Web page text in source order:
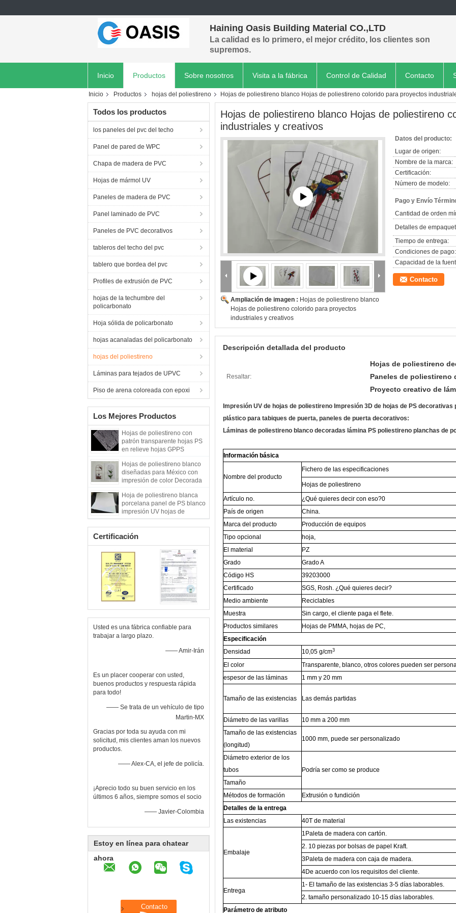
Haining Oasis Building Material CO.,LTD
La calidad es lo primero, el mejor crédito, los clientes son
supremos.
Inicio Productos Sobre nosotros Visita a la fábrica Control de Calidad Contacto
Inicio Productos hojas del poliestireno Hojas de poliestireno blanco Hojas de poliestireno colorido para proyectos
Todos los productos
los paneles del pvc del techo
Panel de pared de WPC
Chapa de madera de PVC
Hojas de mármol UV
Paneles de madera de PVC
Panel laminado de PVC
Paneles de PVC decorativos
tableros del techo del pvc
tablero que bordea del pvc
Profiles de extrusión de PVC
hojas de la techumbre del
policarbonato
Hoja sólida de policarbonato
hojas acanaladas del policarbonato
hojas del poliestireno
Láminas para tejados de UPVC
Piso de arena coloreada con epoxi
Los Mejores Productos
Hojas de poliestireno con
patrón transparente hojas PS
en relieve hojas GPPS
Hojas de poliestireno blanco
diseñadas para México con
impresión de color Decorada
utilizadas en embalaje y
aislamiento
Hoja de poliestireno blanca
porcelana panel de PS blanco
impresión UV hojas de
plástico PS
Certificación
Usted es una fábrica confiable para
trabajar a largo plazo.
—— Amir-Irán
Es un placer cooperar con usted,
buenos productos y respuesta rápida
para todo!
—— Se trata de un vehículo de tipo
Martin-MX
Gracias por toda su ayuda con mi
solicitud, mis clientes aman los nuevos
productos.
—— Alex-CA, el jefe de policía.
¡Aprecio todo su buen servicio en los
últimos 6 años, siempre somos el socio
—— Javier-Colombia
Estoy en línea para chatear
ahora
Hojas de poliestireno blanco Hojas de poliestireno
industriales y creativos
Ampliación de imagen : Hojas de poliestireno blanco
Hojas de poliestireno colorido para proyectos
industriales y creativos
Datos del producto:
Lugar de origen:
Nombre de la marca:
Certificación:
Número de modelo:
Pago y Envío
Cantidad de orden
Detalles de
Tiempo de entrega:
Condiciones de pago:
Capacidad de la
Contacto
Descripción detallada del producto
Resaltar:
Hojas de poliestireno
Paneles de poliestireno
Proyecto creativo de
Impresión UV de hojas de poliestireno Impresión 3D de hojas de PS
plástico para tabiques de puerta, paneles de puerta decorativos:
Láminas de poliestireno blanco decoradas lámina PS poliestireno planchas de
Información básica
Nombre del producto
Fichero de las especificaciones
Hojas de poliestireno
Artículo no.
¿Qué quieres decir con eso?0
País de origen
China.
Marca del producto
Producción de equipos
Tipo opcional
hoja,
El material
PZ
Grado
Grado A
Código HS
39203000
Certificado
SGS, Rosh. ¿Qué quieres decir?
Medio ambiente
Reciclables
Muestra
Sin cargo, el cliente paga el flete.
Productos similares
Hojas de PMMA, hojas de PC,
Especificación
Densidad
10,05 g/cm3
El color
Transparente, blanco, otros colores pueden ser
espesor de las láminas
1 mm y 20 mm
Tamaño de las existencias Las demás partidas
Diámetro de las varillas
10 mm a 200 mm
Tamaño de las existencias
(longitud)
1000 mm, puede ser personalizado
Diámetro exterior de los
tubos
Podría ser como se produce
Tamaño
Métodos de formación
Extrusión o fundición
Detalles de la entrega
Las existencias
40T de material
Embalaje
1Paleta de madera con cartón.
2. 10 piezas por bolsas de papel Kraft.
3Paleta de madera con caja de madera.
4De acuerdo con los requisitos del cliente.
Entrega
1- El tamaño de las existencias 3-5 días laborables.
2. tamaño personalizado 10-15 días laborables.
Parámetro de atributo